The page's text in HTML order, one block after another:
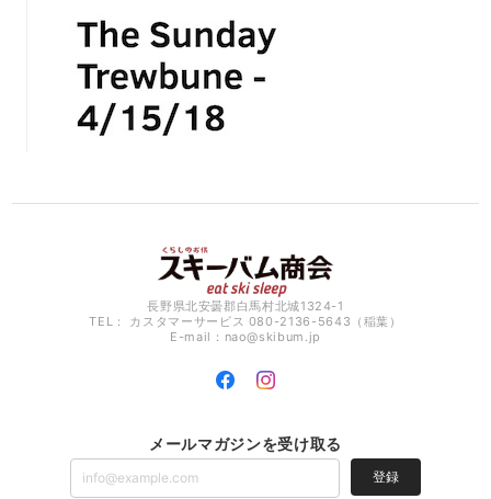
長野県北安曇郡白馬村北城1324-1
TEL： カスタマーサービス 080-2136-5643（稲葉）
E-mail： nao@skibum.jp
メールマガジンを受け取る
登録